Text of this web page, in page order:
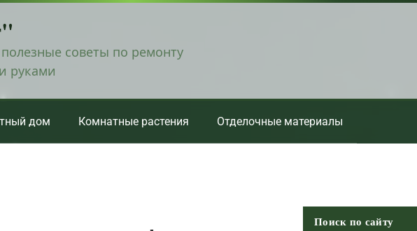
советы по ремонту
руками
дом Комнатные растения Отделочные материалы
Поиск по сайту